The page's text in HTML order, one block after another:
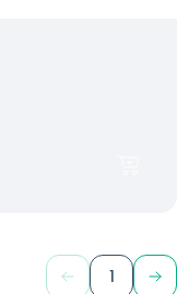
1